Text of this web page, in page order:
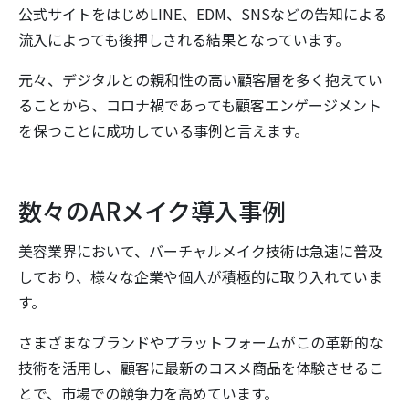
公式サイトをはじめLINE、EDM、SNSなどの告知による
流入によっても後押しされる結果となっています。
元々、デジタルとの親和性の高い顧客層を多く抱えてい
ることから、コロナ禍であっても顧客エンゲージメント
を保つことに成功している事例と言えます。
数々のARメイク導入事例
美容業界において、バーチャルメイク技術は急速に普及
しており、様々な企業や個人が積極的に取り入れていま
す。
さまざまなブランドやプラットフォームがこの革新的な
技術を活用し、顧客に最新のコスメ商品を体験させるこ
とで、市場での競争力を高めています。